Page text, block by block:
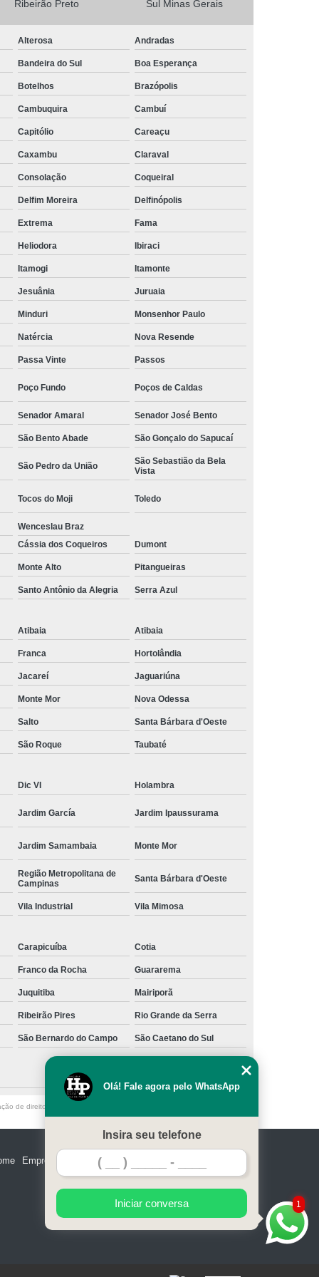
Camisa Social Manga Longa
Camisa Social Manga Longa Preta
Camisa Social Masculina Preta Manga Longa
Camisa a Rigor Social Masculina
Social Branca Masculina
Camisa Social Jeans Masculina
Social Masculina a Rigor
Manga Longa Social Masculina Preço
Social Branca Masculina Preço
Camisa Social Jeans Masculina Preço
Camisa Social Masculina Manga Curta Preço
Camisa Social Masculina Preço
Camisa Social Masculina Slim Preço
Fábrica Camisa Social
Fábrica de Camisa Social
Fábrica de Camisa Social Masculina
Loja de Fábrica Camisa Social
Loja de Moda Masculina Online
Loja Moda Masculina Executivo
Social
Loja Virtual Moda Masculina
Moda Básica Masculina
Masculina
Moda Masculina
Social
Moda Masculina Esporte Fino
Social
Moda Plus Size Masculina
Roupas Estilosas Masculinas
Moda
Roupas Masculinas Esporte Fino
Roupas Masculinas na Moda
Social Roupas Sociais Masculinas
Ribeirão Preto Sul Minas Gerais
Alterosa Andradas
Bandeira do Sul Boa Esperança
Botelhos Brazópolis
Cambuquira Cambuí
Capitólio Careaçu
Caxambu Claraval
Consolação Coqueiral
Delfim Moreira Delfinópolis
Extrema Fama
Heliodora Ibiraci
Itamogi Itamonte
Jesuânia Juruaia
Minduri Monsenhor Paulo
Natércia Nova Resende
Passa Vinte Passos
Poço Fundo Poços de Caldas
Senador Amaral Senador José Bento
São Bento Abade São Gonçalo do Sapucaí
São Pedro da União
São Sebastião da Bela
Vista
Tocos do Moji Toledo
Wenceslau Braz
Cássia dos Coqueiros Dumont
Monte Alto Pitangueiras
Santo Antônio da Alegria Serra Azul
Atibaia Atibaia
Franca Hortolândia
Jacareí Jaguariúna
Monte Mor Nova Odessa
Salto Santa Bárbara d'Oeste
São Roque Taubaté
Dic VI Holambra
Jardim García Jardim Ipaussurama
Jardim Samambaia Monte Mor
Região Metropolitana de
Campinas
Santa Bárbara d'Oeste
Vila Industrial Vila Mimosa
Carapicuíba Cotia
Franco da Rocha Guararema
Juquitiba Mairiporã
Ribeirão Pires Rio Grande da Serra
São Bernardo do Campo São Caetano do Sul
de direito autoral – artigo 184 do Código Penal –
Empresa Serviços Contato
1
Olá! Fale agora pelo WhatsApp
Insira seu telefone
Iniciar conversa